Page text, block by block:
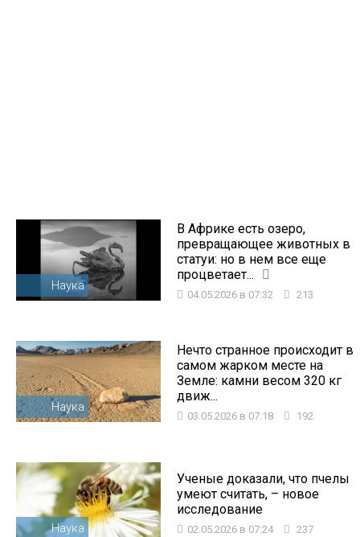
Наука
В Африке есть озеро,
превращающее животных в
статуи: но в нем все еще
процветает...
04.05.2026 в 07:32 213
Наука
Нечто странное происходит в
самом жарком месте на
Земле: камни весом 320 кг
движ...
03.05.2026 в 07:18 192
Наука
Ученые доказали, что пчелы
умеют считать, – новое
исследование
02.05.2026 в 07:24 237